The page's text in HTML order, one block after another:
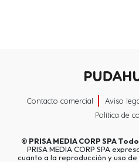
Contacto comercial Aviso
Política de
© PRISA MEDIA CORP SPA
PRISA MEDIA CORP SPA
cuanto a la reproducción y uso